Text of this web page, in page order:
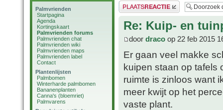
Palmvrienden
Startpagina
Agenda
Kortingskaart
Palmvrienden forums
Palmvrienden chat
Palmvrienden wiki
Palmvrienden maps
Palmvrienden label
Contact
Plantenlijsten
Palmbomen
Winterharde palmbomen
Bananenplanten
Canna's (bloemriet)
Palmvarens
Plaats een reactie
Re: Kuip- en
door draco op 22 feb 2015
Er gaan veel makke
kuipen staan op tafels
ruimte is zinloos want
meer kwijt op het
vaste plant.